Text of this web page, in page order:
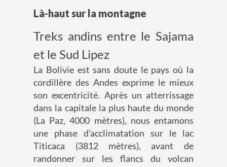
Là-haut sur la montagne
Treks andins entre le Sajama
et le Sud Lipez
La Bolivie est sans doute le pays où la
cordillère des Andes exprime le mieux
son excentricité. Après un atterrissage
dans la capitale la plus haute du monde
(La Paz, 4000 mètres), nous entamons
une phase d'acclimatation sur le lac
Titicaca (3812 mètres), avant de
randonner sur les flancs du volcan